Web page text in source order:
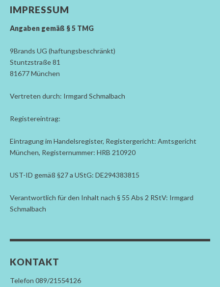
IMPRESSUM
Angaben gemäß § 5 TMG
9Brands UG (haftungsbeschränkt)
Stuntzstraße 81
81677 München
Vertreten durch: Irmgard Schmalbach
Registereintrag:
Eintragung im Handelsregister, Registergericht: Amtsgericht
München, Registernummer: HRB 210920
UST-ID gemäß §27 a UStG: DE294383815
Verantwortlich für den Inhalt nach § 55 Abs 2 RStV: Irmgard
Schmalbach
KONTAKT
Telefon 089/21554126